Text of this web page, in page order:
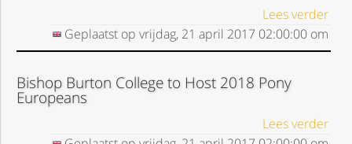
Lees verder
Geplaatst op vrijdag, 21 april 2017 02:00:00om
Bishop Burton College to Host 2018 Pony
Europeans
Lees verder